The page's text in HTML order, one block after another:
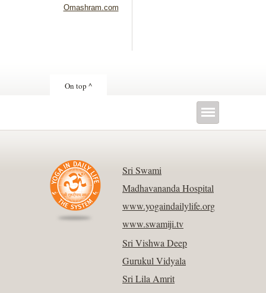
Omashram.com
On top ^
Sri Swami
Madhavananda Hospital
www.yogaindailylife.org
www.swamiji.tv
Sri Vishwa Deep
Gurukul Vidyala
Sri Lila Amrit